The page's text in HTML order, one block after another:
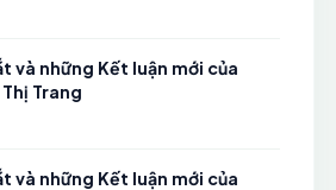
và những Kết luận mới của
Trang
và những Kết luận mới của